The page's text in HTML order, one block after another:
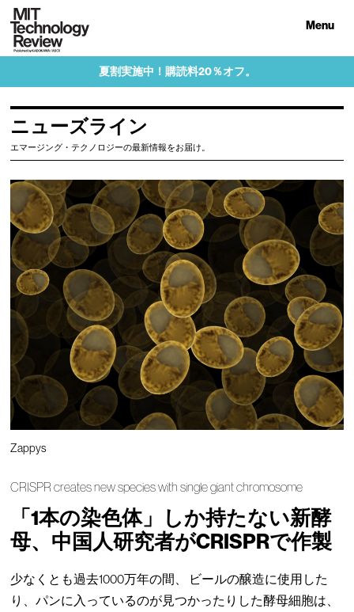
Menu
夏割実施中！購読料20％オフ。
ニューズライン
エマージング・テクノロジーの最新情報をお届け。
Zappys
CRISPR creates new species with single giant chromosome
「1本の染色体」しか持たない新酵
母、中国人研究者がCRISPRで作製
少なくとも過去1000万年の間、 ビールの醸造に使用した
り、パンに入っているのが見つかったりした酵母細胞は、